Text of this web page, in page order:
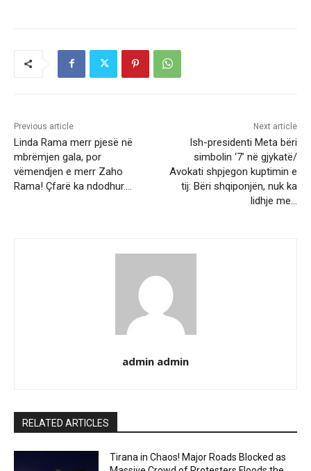
Previous article
Linda Rama merr pjesë në
mbrëmjen gala, por
vëmendjen e merr Zaho
Rama! Çfarë ka ndodhur….
Next article
Ish-presidenti Meta bëri
simbolin ‘7’ në gjykatë/
Avokati shpjegon kuptimin e
tij: Bëri shqiponjën, nuk ka
lidhje me…
admin admin
RELATED ARTICLES
Tirana in Chaos! Major Roads Blocked as